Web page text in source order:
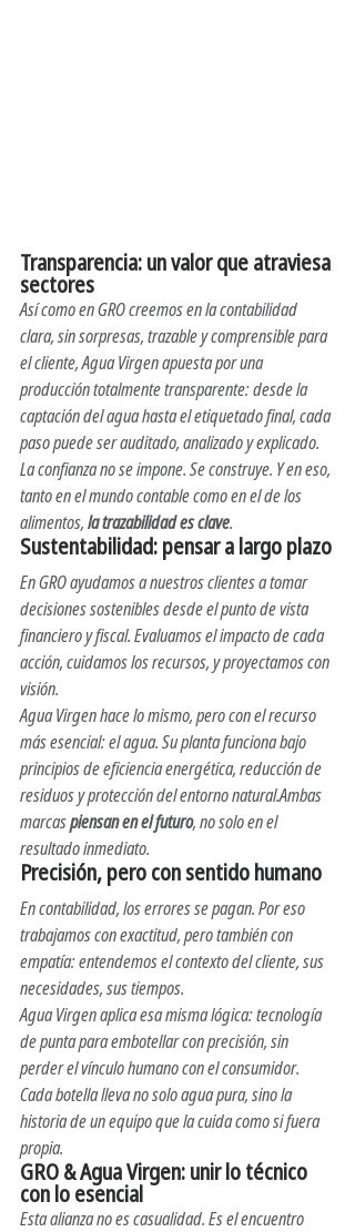
Transparencia: un valor que atraviesa
sectores
Así como en GRO creemos en la contabilidad
clara, sin sorpresas, trazable y comprensible para
el cliente, Agua Virgen apuesta por una
producción totalmente transparente: desde la
captación del agua hasta el etiquetado final, cada
paso puede ser auditado, analizado y explicado.
La confianza no se impone. Se construye. Y en eso,
tanto en el mundo contable como en el de los
alimentos, la trazabilidad es clave.
Sustentabilidad: pensar a largo plazo
En GRO ayudamos a nuestros clientes a tomar
decisiones sostenibles desde el punto de vista
financiero y fiscal. Evaluamos el impacto de cada
acción, cuidamos los recursos, y proyectamos con
visión.
Agua Virgen hace lo mismo, pero con el recurso
más esencial: el agua. Su planta funciona bajo
principios de eficiencia energética, reducción de
residuos y protección del entorno natural.Ambas
marcas piensan en el futuro, no solo en el
resultado inmediato.
Precisión, pero con sentido humano
En contabilidad, los errores se pagan. Por eso
trabajamos con exactitud, pero también con
empatía: entendemos el contexto del cliente, sus
necesidades, sus tiempos.
Agua Virgen aplica esa misma lógica: tecnología
de punta para embotellar con precisión, sin
perder el vínculo humano con el consumidor.
Cada botella lleva no solo agua pura, sino la
historia de un equipo que la cuida como si fuera
propia.
GRO & Agua Virgen: unir lo técnico
con lo esencial
Esta alianza no es casualidad. Es el encuentro